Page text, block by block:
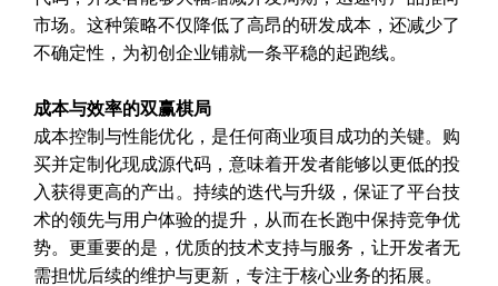
市场。这种策略不仅降低了高昂的研发成本，还减少了
不确定性，为初创企业铺就一条平稳的起跑线。
成本与效率的双赢棋局
成本控制与性能优化，是任何商业项目成功的关键。购
买并定制化现成源代码，意味着开发者能够以更低的投
入获得更高的产出。持续的迭代与升级，保证了平台技
术的领先与用户体验的提升，从而在长跑中保持竞争优
势。更重要的是，优质的技术支持与服务，让开发者无
需担忧后续的维护与更新，专注于核心业务的拓展。